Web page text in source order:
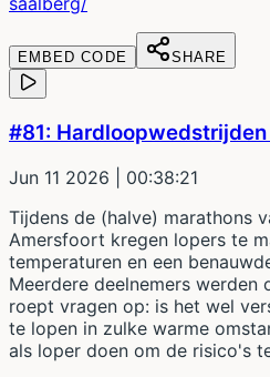
EMBED CODE SHARE
#81:
Jun 11 2026 | 00:38:21
Tijdens de (halve) marathons
Amersfoort kregen lopers te
temperaturen en een
Meerdere deelnemers werden
roept vragen op: is het wel
te lopen in zulke warme
als loper doen om de risico's